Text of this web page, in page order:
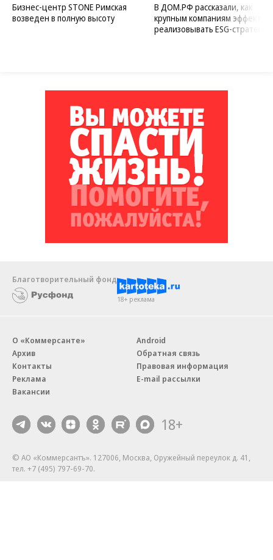
Бизнес-центр STONE Римская
возведен в полную высоту
В ДОМ.РФ рассказали, как
крупным компаниям
реализовывать ESG-стратегию
Благотворительный фонд
18+ реклама
О «Коммерсанте»
Архив
Контакты
Реклама
Вакансии
Android
Обратная связь
Правовая информация
E-mail рассылки
18+
© АО «Коммерсантъ». 127006, Москва, Оружейный переулок д. 41,
тел. +7 (495) 797-69-70.